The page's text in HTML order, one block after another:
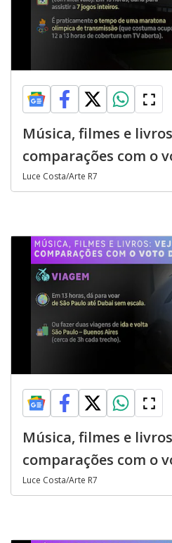
Música, filmes e
comparações com o
Luce Costa/Arte R7
Música, filmes e
comparações com o
Luce Costa/Arte R7